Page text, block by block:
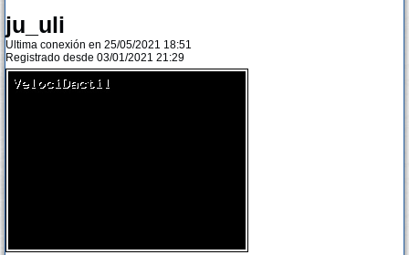
ju_uli
Ultima conexión en 25/05/2021 18:51
Registrado desde 03/01/2021 21:29